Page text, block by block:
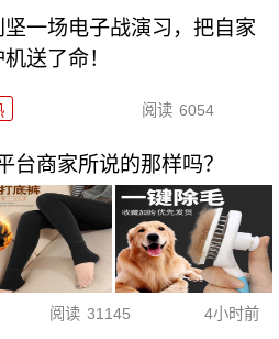
坚一场电子战演习，把自家
送了命！
阅读 6054
台商家所说的那样吗？
阅读 31145 4小时前